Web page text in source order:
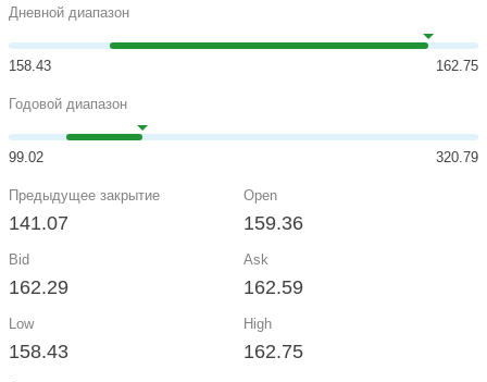
Дневной диапазон
158.43 162.75
Годовой диапазон
99.02 320.79
Предыдущее закрытие
141.07
Open
159.36
Bid
162.29
Ask
162.59
Low
158.43
High
162.75